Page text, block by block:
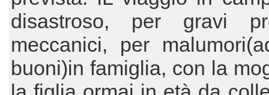
disastroso, per gravi
meccanici, per
buoni)in famiglia, con la